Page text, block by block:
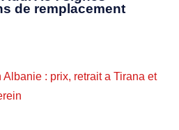
de remplacement